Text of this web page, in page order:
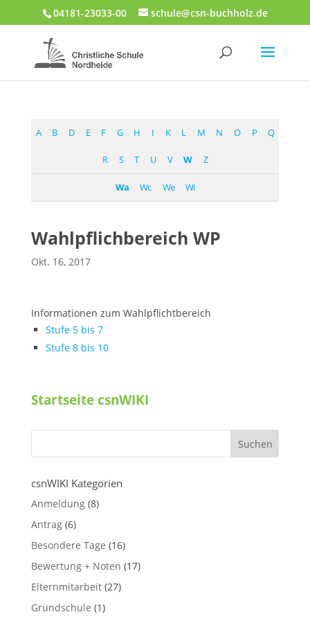
04181-23033-00 schule@csn-buchholz.de
A B D E F G H I K L M N O P Q
R S T U V W Z
Wa Wc We Wi
Wahlpflichbereich WP
Okt. 16, 2017
Informationen zum Wahlpflichtbereich
Stufe 5 bis 7
Stufe 8 bis 10
Startseite csnWIKI
csnWIKI Kategorien
Anmeldung(8)
Antrag(6)
Besondere Tage (16)
Bewertung + Noten (17)
Elternmitarbeit(27)
Grundschule (1)